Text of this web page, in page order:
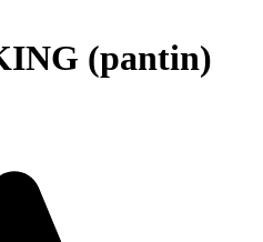
(pantin)